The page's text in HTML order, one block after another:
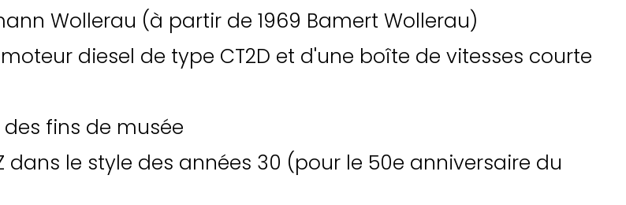
Wollerau (à partir de 1969 Bamert Wollerau)
diesel de type CT2D et d'une boîte de vitesses courte
des fins de musée
dans le style des années 30 (pour le 50e anniversaire du